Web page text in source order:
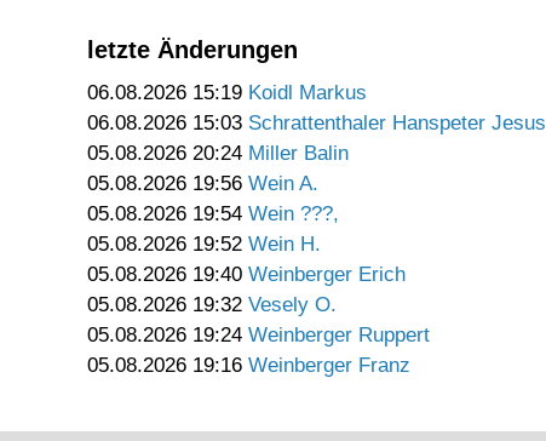
letzte Änderungen
06.08.2026 15:19 Koidl Markus
06.08.2026 15:03 Schrattenthaler Hanspeter Jesus
05.08.2026 20:24 Miller Balin
05.08.2026 19:56 Wein A.
05.08.2026 19:54 Wein ???,
05.08.2026 19:52 Wein H.
05.08.2026 19:40 Weinberger Erich
05.08.2026 19:32 Vesely O.
05.08.2026 19:24 Weinberger Ruppert
05.08.2026 19:16 Weinberger Franz